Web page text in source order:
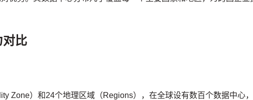
对比
Zone）和24个地理区域（Regions），在全球设有数百个数据中心，